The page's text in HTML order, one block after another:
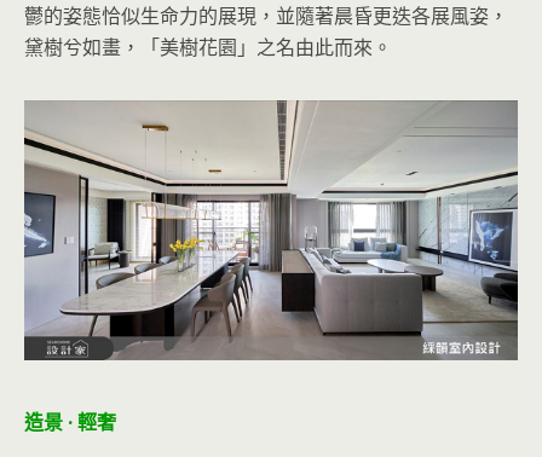
鬱的姿態恰似生命力的展現，並隨著晨昏更迭各展風姿，
黛樹兮如畫，「美樹花園」之名由此而來。
造景 · 輕奢